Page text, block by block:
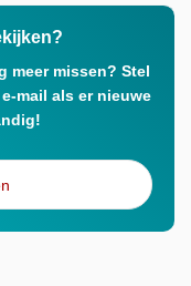
meer missen? Stel
mail als er nieuwe